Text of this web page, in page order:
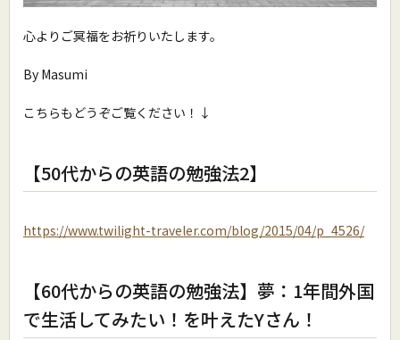
心よりご冥福をお祈りいたします。
By Masumi
こちらもどうぞご覧ください！↓
【50代からの英語の勉強法2】
https://www.twilight-traveler.com/blog/2015/04/p_4526/
【60代からの英語の勉強法】夢：1年間外国
で生活してみたい！を叶えたYさん！